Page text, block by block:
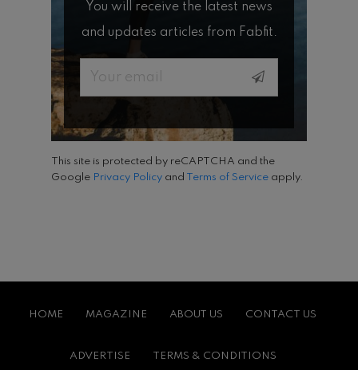
You will receive the latest news
and updates articles from Fabfit.
Email
This site is protected by reCAPTCHA and the
Google Privacy Policy and Terms of Service apply.
HOME MAGAZINE ABOUT US CONTACT US
ADVERTISE TERMS & CONDITIONS